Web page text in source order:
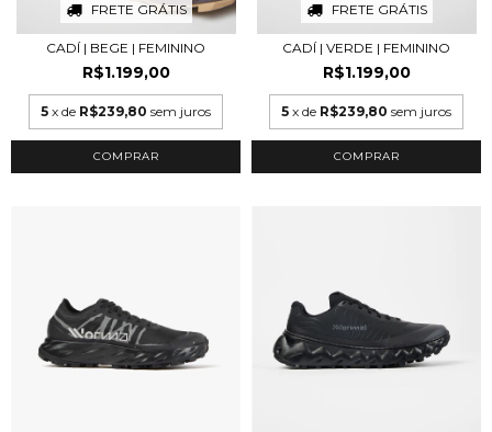
FRETE GRÁTIS
CADÍ | BEGE | FEMININO
R$1.199,00
5 x de R$239,80 sem juros
COMPRAR
FRETE GRÁTIS
CADÍ | VERDE | FEMININO
R$1.199,00
5 x de R$239,80 sem juros
COMPRAR